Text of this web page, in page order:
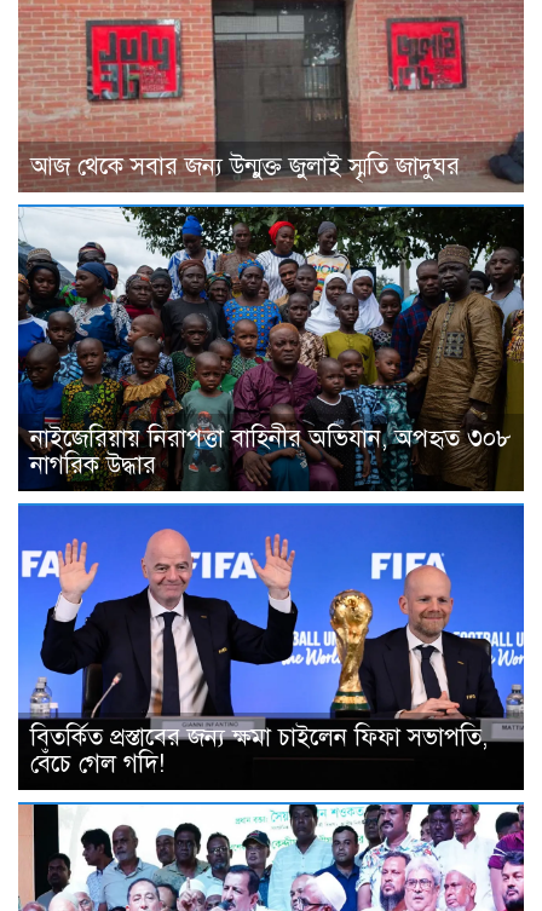
আজ থেকে সবার জন্য উন্মুক্ত জুলাই স্মৃতি জাদুঘর
নাইজেরিয়ায় নিরাপত্তা বাহিনীর অভিযান, অপহৃত ৩০৮
নাগরিক উদ্ধার
বিতর্কিত প্রস্তাবের জন্য ক্ষমা চাইলেন ফিফা সভাপতি,
বেঁচে গেল গদি!